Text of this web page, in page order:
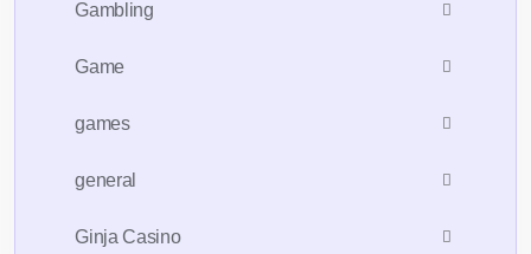
Gambling
Game
games
general
Ginja Casino